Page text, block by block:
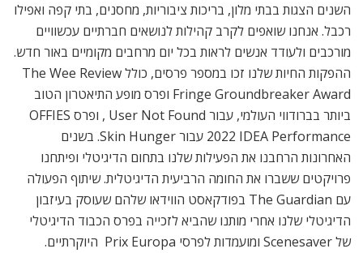
השנים הצגות בבתי מלון, בריכות ציבוריות, מחסנים, בתי קפה ואפילו
רכבל. אנחנו שואפים לקרב קהילות לנושאים חברתיים עכשוויים
מורכבים ולעודד אנשים לראות בכל יום מרחבים מקומיים באור חדש.
ההפקות החיות שלנו זכו במספר פרסים, כולל The Wee Review
Fringe Groundbreaker Award ופרס מופע התיאטרון הטוב
ביותר בברודווי העולמי, עבור User Not Found , ופרס OFFIES
2022 IDEA Performance עבור Skin Hunger. בשנים
האחרונות הרחבנו את הפעילות שלנו בתחום הדיגיטלי ופיתחנו
פרויקטים ששברו את החומה הרביעית הדיגיטלית. שיתוף הפעולה
עם The Guardian בפודקאסט הווידאו שלהם שעוסק בעיזבון
הדיגיטלי שלנו אחרי מותנו שהביא לזכייה בפרס הכבוד הדיגיטלי
של Scenesaver ומועמדות לפרסי Prix Europa היוקרתיים.